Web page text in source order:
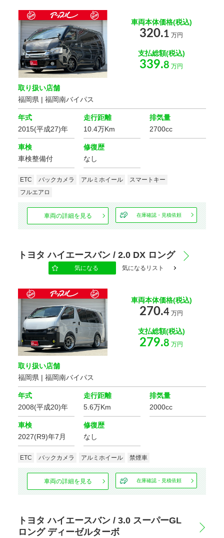
もっと詳しく
こだわりの条件
修復歴
ミッション
駆動方式
ハンドル
スライドドア
エンジン種別
乗車定員
オーディオ関連
カーナビ/TV/DVD
基本装備
キーレス
エントリー
エアコン
該当車
この条件で検索する
設定をクリア
車両本体価格(税込)
320.1 万円
支払総額(税込)
339.8 万円
取り扱い店舗
福岡県 | 福岡南バイパス
年式
2015(平成27)年
走行距離
10.4万Km
排気量
2700cc
車検
車検整備付
修復歴
なし
ETC バックカメラ アルミホイール
スマートキー
フルエアロ
車両の詳細を見る 在庫確認・見積依頼
トヨタ ハイエースバン / 2.0 DX ロング
気になる 気になるリスト
車両本体価格(税込)
270.4 万円
支払総額(税込)
279.8 万円
取り扱い店舗
福岡県 | 福岡南バイパス
年式
2008(平成20)年
走行距離
5.6万Km
排気量
2000cc
車検
2027(R9)年7月
修復歴
なし
ETC バックカメラ アルミホイール 禁煙車
車両の詳細を見る 在庫確認・見積依頼
トヨタ ハイエースバン / 3.0 スーパーGL
ロング ディーゼルターボ